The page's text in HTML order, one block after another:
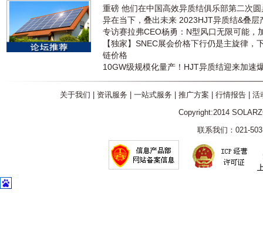
重磅 他们在中国高效异质结俱乐部第二次
异在当下，叠出未来 2023HJT异质结&叠层
专访赛拉弗CEO杨勇：N型风口无限可能，
【独家】SNEC展会价格下行仍是主旋律，
链价格
10GW级规模化量产！HJT异质结迎来加速
关于我们 资讯服务 一站式服务 推广方案 行情报告| 活
Copyright:2014
联系我们：021-